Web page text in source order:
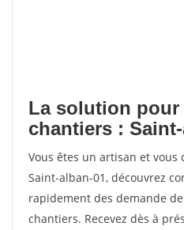
La solution pour
chantiers :
Vous êtes un artisan et vous
Saint-alban-01, découvrez
rapidement des demande
chantiers. Recevez dès à